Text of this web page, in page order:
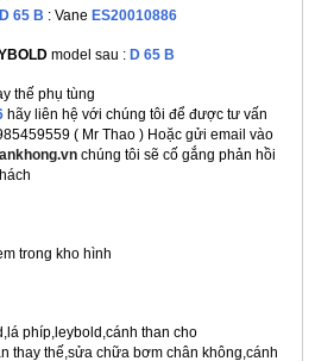
65 B : Vane ES20010886
model sau : D 65 B
thế phụ tùng
hãy liên hệ với chúng tôi để được tư vấn
( Mr Thao ) Hoặc gửi email vào
chúng tôi sẽ cố gắng phản hồi
trong kho hình
phíp,leybold,cánh than cho
thay thế,sửa chữa bơm chân không,cánh